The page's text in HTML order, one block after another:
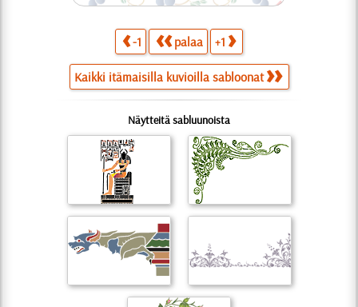
-1 palaa +1
Kaikki itämaisilla kuvioilla sabloonat
Näytteitä sabluunoista